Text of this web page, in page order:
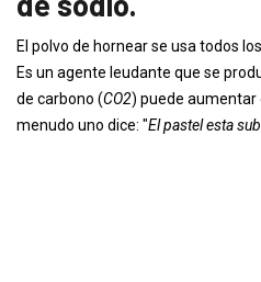
El polvo de hornear se usa todos
Es un agente leudante que se
de carbono (CO2) puede aumentar
menudo uno dice: "El pastel esta